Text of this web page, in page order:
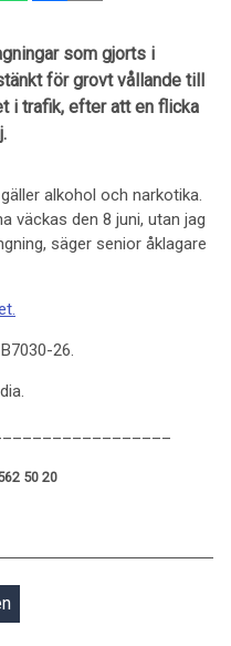
som gjorts i
för grovt vållande till
i trafik, efter att en flicka
alkohol och narkotika.
väckas den 8 juni, utan jag
säger senior åklagare
26.
50 20